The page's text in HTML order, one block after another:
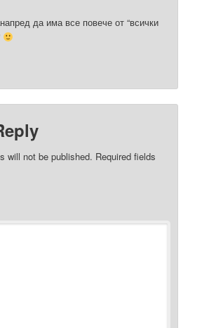
да има все повече от “всички
will not be published. Required fields